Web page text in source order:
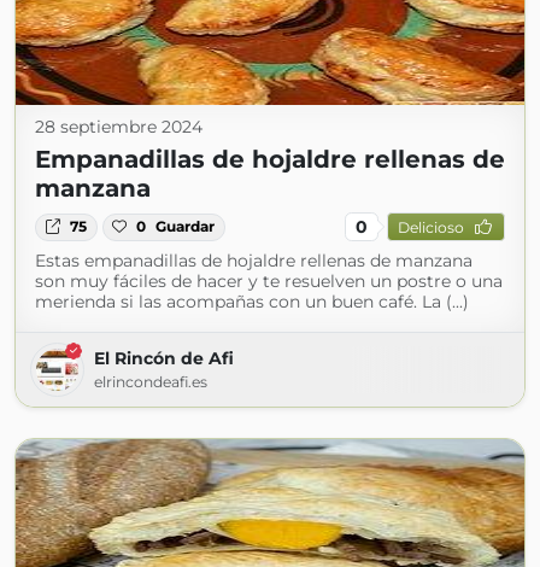
28 septiembre 2024
Empanadillas de hojaldre rellenas de
manzana
75 0 Guardar 0 Delicioso
Estas empanadillas de hojaldre rellenas de manzana
son muy fáciles de hacer y te resuelven un postre o una
merienda si las acompañas con un buen café. La (...)
El Rincón de Afi
elrincondeafi.es